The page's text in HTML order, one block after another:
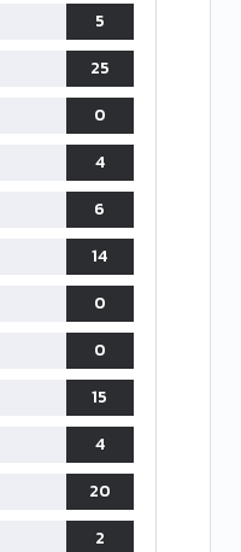
5
25
0
4
6
14
0
0
15
4
20
2
38
38
38